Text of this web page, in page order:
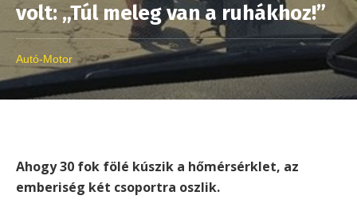
volt: „Túl meleg van a ruhákhoz!”
Autó-Motor
Ahogy 30 fok fölé kúszik a hőmérsérklet, az
emberiség két csoportra oszlik.